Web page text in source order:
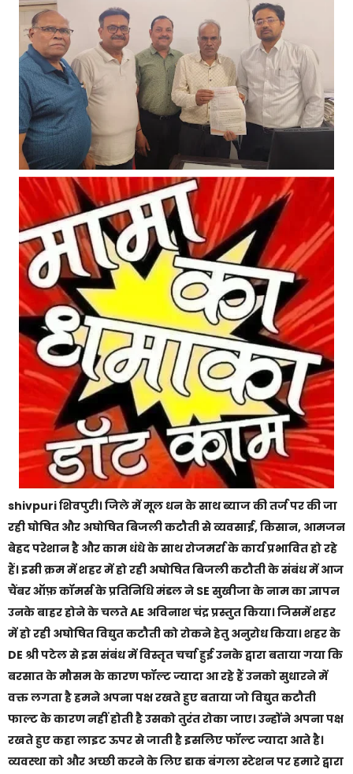
shivpuri शिवपुरी। जिले में मूल धन के साथ ब्याज की तर्ज पर की जा
रही घोषित और अघोषित बिजली कटौती से व्यवसाई, किसान, आमजन
बेहद परेशान है और काम धंधे के साथ रोजमर्रा के कार्य प्रभावित हो रहे
हैं। इसी क्रम में शहर में हो रही अघोषित बिजली कटौती के संबंध में आज
चैंबर ऑफ़ कॉमर्स के प्रतिनिधि मंडल ने SE सुखीजा के नाम का ज्ञापन
उनके बाहर होने के चलते AE अविनाश चंद्र प्रस्तुत किया। जिसमें शहर
में हो रही अघोषित विद्युत कटौती को रोकने हेतु अनुरोध किया। शहर के
DE श्री पटेल से इस संबंध में विस्तृत चर्चा हुई उनके द्वारा बताया गया कि
बरसात के मौसम के कारण फॉल्ट ज्यादा आ रहे हैं उनको सुधारने में
वक्त लगता है हमने अपना पक्ष रखते हुए बताया जो विद्युत कटौती
फाल्ट के कारण नहीं होती है उसको तुरंत रोका जाए। उन्होंने अपना पक्ष
रखते हुए कहा लाइट ऊपर से जाती है इसलिए फॉल्ट ज्यादा आते है।
व्यवस्था को और अच्छी करने के लिए डाक बंगला स्टेशन पर हमारे द्वारा